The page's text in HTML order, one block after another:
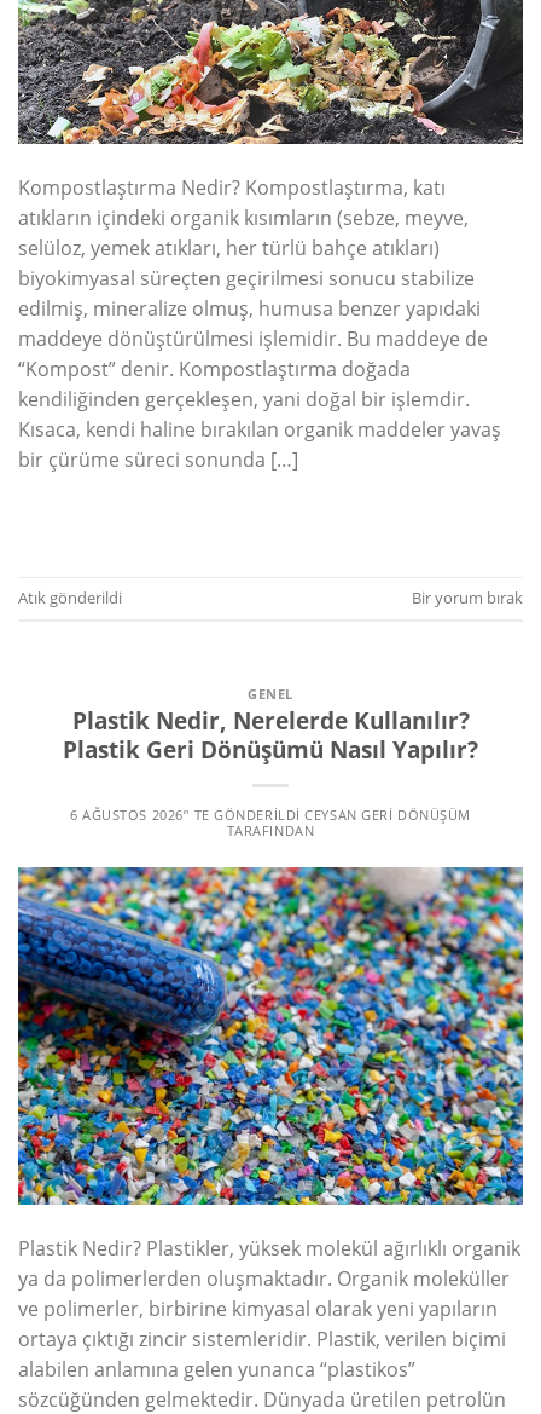
Kompostlaştırma Nedir? Kompostlaştırma, katı
atıkların içindeki organik kısımların (sebze, meyve,
selüloz, yemek atıkları, her türlü bahçe atıkları)
biyokimyasal süreçten geçirilmesi sonucu stabilize
edilmiş, mineralize olmuş, humusa benzer yapıdaki
maddeye dönüştürülmesi işlemidir. Bu maddeye de
“Kompost” denir. Kompostlaştırma doğada
kendiliğinden gerçekleşen, yani doğal bir işlemdir.
Kısaca, kendi haline bırakılan organik maddeler yavaş
bir çürüme süreci sonunda […]
Atık gönderildi Bir yorum bırak
GENEL
Plastik Nedir, Nerelerde Kullanılır?
Plastik Geri Dönüşümü Nasıl Yapılır?
6 AĞUSTOS 2026’' TE GÖNDERILDI CEYSAN GERI DÖNÜŞÜM
TARAFINDAN
Plastik Nedir? Plastikler, yüksek molekül ağırlıklı organik
ya da polimerlerden oluşmaktadır. Organik moleküller
ve polimerler, birbirine kimyasal olarak yeni yapıların
ortaya çıktığı zincir sistemleridir. Plastik, verilen biçimi
alabilen anlamına gelen yunanca “plastikos”
sözcüğünden gelmektedir. Dünyada üretilen petrolün